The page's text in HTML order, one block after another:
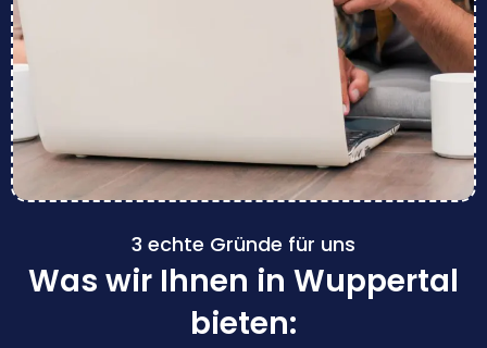
3 echte Gründe für uns
Was wir Ihnen in Wuppertal
bieten: